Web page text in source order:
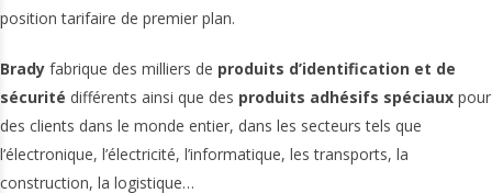
position tarifaire de premier plan.
Brady fabrique des milliers de produits d’identification et de
sécurité différents ainsi que des produits adhésifs spéciaux pour
des clients dans le monde entier, dans les secteurs tels que
l’électronique, l’électricité, l’informatique, les transports, la
construction, la logistique…